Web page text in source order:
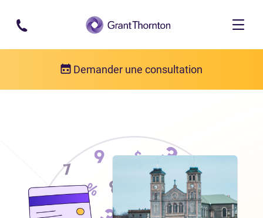
Passer au contenu principal
Demander une consultation